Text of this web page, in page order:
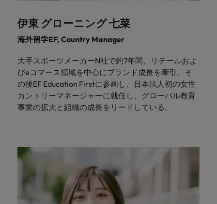
伊東 グローニング 七菜
海外留学EF, Country Manager
大手スポーツメーカーN社で約7年間、リテールおよ
びeコマース領域を中心にブランド成長を牽引。そ
の後EF Education Firstに参画し、日本法人初の女性
カントリーマネージャーに就任し、グローバル教育
事業の拡大と組織の成長をリードしている。